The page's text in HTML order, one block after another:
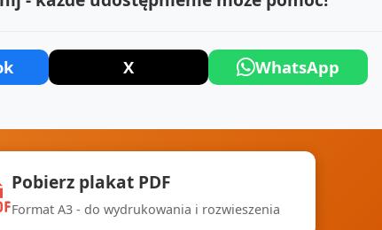
X WhatsApp
Pobierz plakat PDF
Format A3 - do wydrukowania i rozwieszenia